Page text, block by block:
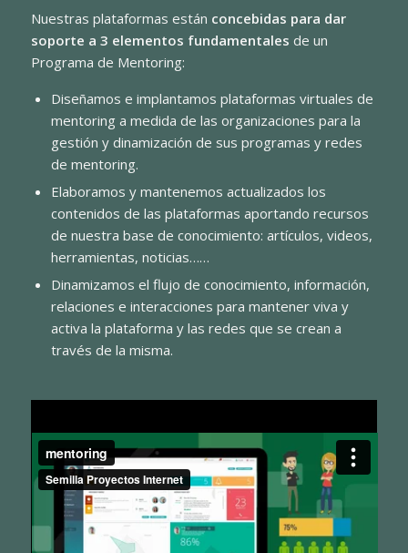
Nuestras plataformas están concebidas para dar
soporte a 3 elementos fundamentales de un
Programa de Mentoring:
Diseñamos e implantamos plataformas virtuales de
mentoring a medida de las organizaciones para la
gestión y dinamización de sus programas y redes
de mentoring.
Elaboramos y mantenemos actualizados los
contenidos de las plataformas aportando recursos
de nuestra base de conocimiento: artículos, videos,
herramientas, noticias……
Dinamizamos el flujo de conocimiento, información,
relaciones e interacciones para mantener viva y
activa la plataforma y las redes que se crean a
través de la misma.